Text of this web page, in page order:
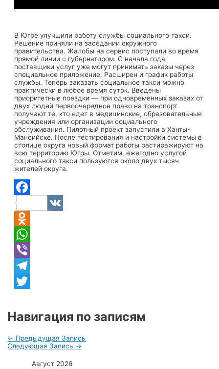
В Югре улучшили работу службы социального такси.
Решение приняли на заседании окружного
правительства. Жалобы на сервис поступали во время
прямой линии с губернатором. С начала года
поставщики услуг уже могут принимать заказы через
специальное приложение. Расширен и график работы
службы. Теперь заказать социальное такси можно
практически в любое время суток. Введены
приоритетные поездки — при одновременных заказах от
двух людей первоочередное право на транспорт
получают те, кто едет в медицинские, образовательные
учреждения или организации социального
обслуживания. Пилотный проект запустили в Ханты-
Мансийске. После тестирования и настройки системы в
столице округа новый формат работы растиражируют на
всю территорию Югры. Отметим, ежегодно услугой
социального такси пользуются около двух тысяч
жителей округа.
Facebook
VK
Odnoklassniki
WhatsApp
Viber
Telegram
Навигация по записям
← Предыдущая Запись
Следующая Запись →
Август 2026